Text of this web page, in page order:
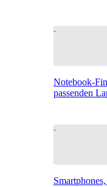
Notebook-
passenden